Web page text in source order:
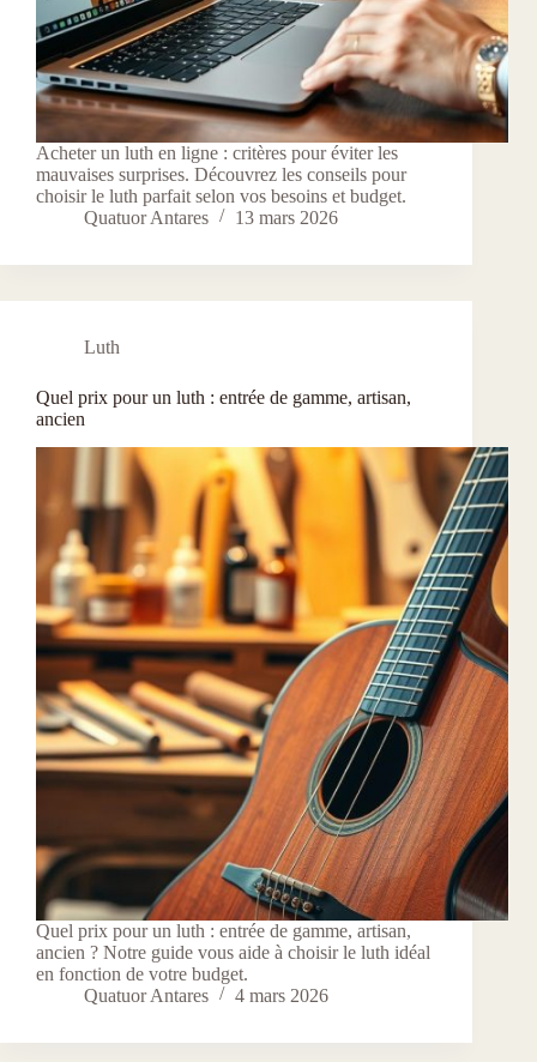
Acheter un luth en ligne : critères pour éviter les
mauvaises surprises. Découvrez les conseils pour
choisir le luth parfait selon vos besoins et budget.
Quatuor Antares
13 mars 2026
Luth
Quel prix pour un luth : entrée de gamme, artisan,
ancien
Quel prix pour un luth : entrée de gamme, artisan,
ancien ? Notre guide vous aide à choisir le luth idéal
en fonction de votre budget.
Quatuor Antares
4 mars 2026